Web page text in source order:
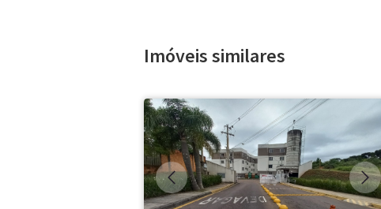
Imóveis similares